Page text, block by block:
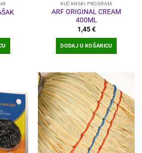
KUĆANSKI PROGRAM
ARF ORIGINAL CREAM
400ML
1,45€
DODAJ U KOŠARICU